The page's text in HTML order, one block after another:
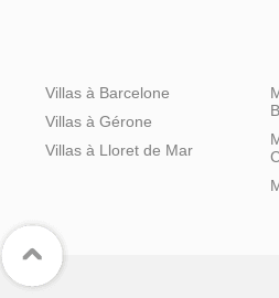
Villas à Barcelone
Villas à Gérone
Villas à Lloret de Mar